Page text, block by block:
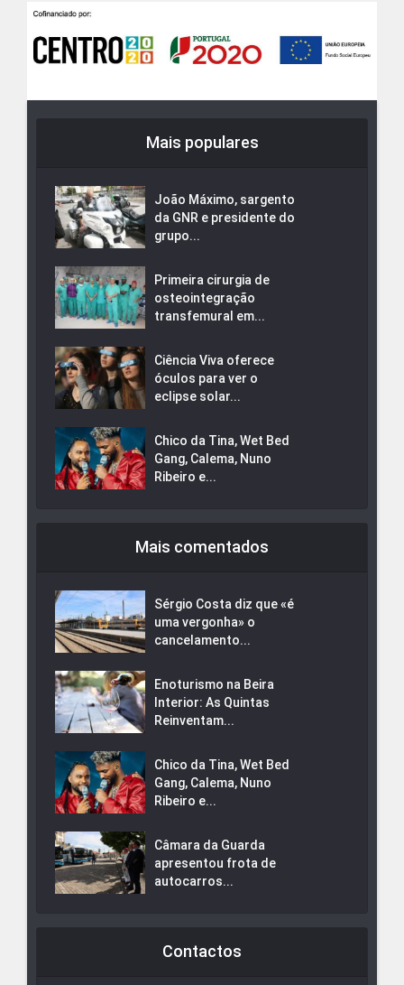
Mais populares
João Máximo, sargento
da GNR e presidente do
grupo...
Primeira cirurgia de
osteointegração
transfemural em...
Ciência Viva oferece
óculos para ver o
eclipse solar...
Chico da Tina, Wet Bed
Gang, Calema, Nuno
Ribeiro e...
Mais comentados
Sérgio Costa diz que «é
uma vergonha» o
cancelamento...
Enoturismo na Beira
Interior: As Quintas
Reinventam...
Chico da Tina, Wet Bed
Gang, Calema, Nuno
Ribeiro e...
Câmara da Guarda
apresentou frota de
autocarros...
Contactos